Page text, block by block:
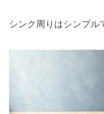
シンク周りはシンプル